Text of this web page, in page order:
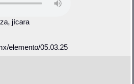
jícara
elemento/05.03.25